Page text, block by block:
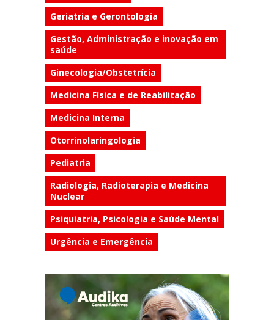
Geriatria e Gerontologia
Gestão, Administração e inovação em
saúde
Ginecologia/Obstetrícia
Medicina Física e de Reabilitação
Medicina Interna
Otorrinolaringologia
Pediatria
Radiologia, Radioterapia e Medicina
Nuclear
Psiquiatria, Psicologia e Saúde Mental
Urgência e Emergência